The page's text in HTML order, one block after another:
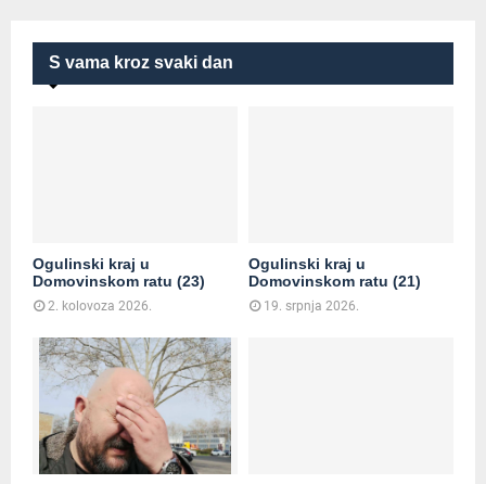
S vama kroz svaki dan
Ogulinski kraj u
Domovinskom ratu (23)
2. kolovoza 2026.
Ogulinski kraj u
Domovinskom ratu (21)
19. srpnja 2026.